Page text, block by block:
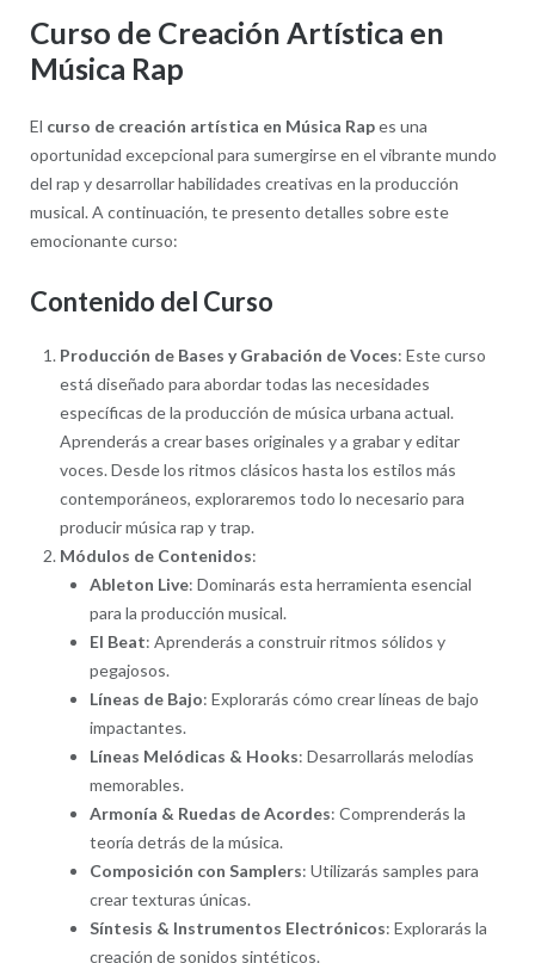
Curso de Creación Artística en
Música Rap
El curso de creación artística en Música Rapes una
oportunidad excepcional para sumergirse en el vibrante mundo
del rap y desarrollar habilidades creativas en la producción
musical. A continuación, te presento detalles sobre este
emocionante curso:
Contenido del Curso
Producción de Bases y Grabación de Voces: Este curso
está diseñado para abordar todas las necesidades
específicas de la producción de música urbana actual.
Aprenderás a crear bases originales y a grabar y editar
voces. Desde los ritmos clásicos hasta los estilos más
contemporáneos, exploraremos todo lo necesario para
producir música rap y trap.
Módulos de Contenidos:
Ableton Live: Dominarás esta herramienta esencial
para la producción musical.
El Beat: Aprenderás a construir ritmos sólidos y
pegajosos.
Líneas de Bajo: Explorarás cómo crear líneas de bajo
impactantes.
Líneas Melódicas & Hooks: Desarrollarás melodías
memorables.
Armonía & Ruedas de Acordes: Comprenderás la
teoría detrás de la música.
Composición con Samplers: Utilizarás samples para
crear texturas únicas.
Síntesis & Instrumentos Electrónicos: Explorarás la
creación de sonidos sintéticos.